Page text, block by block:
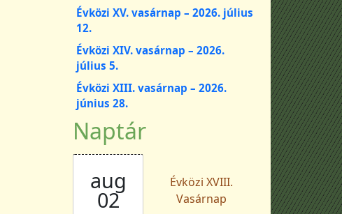
Évközi XV. vasárnap – 2026. július
12.
Évközi XIV. vasárnap – 2026.
július 5.
Évközi XIII. vasárnap – 2026.
június 28.
Naptár
aug
02
Évközi XVIII.
Vasárnap